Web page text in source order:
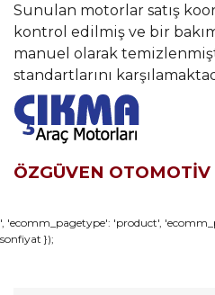
Sunulan motorlar satış
kontrol edilmiş ve bir
manuel olarak
standartlarını
ÖZGÜVEN
Bu ürünün fiyat bilgisi, resim,
konularda yetersiz gördüğünüz
', 'ecomm_pagetype': 'product',
sonfiyat });